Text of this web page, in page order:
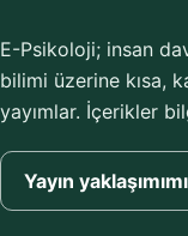
E-Psikoloji; insan
bilimi üzerine kısa,
yayımlar. İçerikler
Yayın